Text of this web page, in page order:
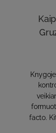
facto.